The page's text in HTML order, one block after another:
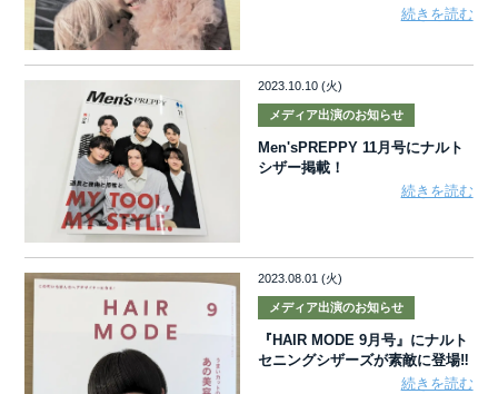
続きを読む
2023.10.10 (火)
メディア出演のお知らせ
Men'sPREPPY 11月号にナルト
シザー掲載！
続きを読む
2023.08.01 (火)
メディア出演のお知らせ
『HAIR MODE 9月号』にナルト
セニングシザーズが素敵に登場‼
続きを読む